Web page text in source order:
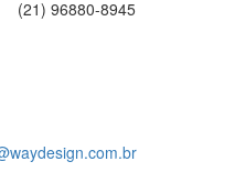
96880-8945